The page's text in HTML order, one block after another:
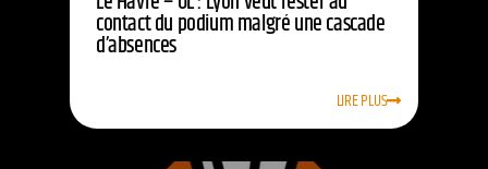
contact du podium malgré une cascade
d’absences
LIRE PLUS